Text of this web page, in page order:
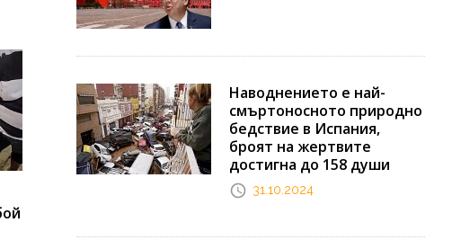
Наводнението е най-
смъртоносното природно
бедствие в Испания,
броят на жертвите
достигна до 158 души
31.10.2024